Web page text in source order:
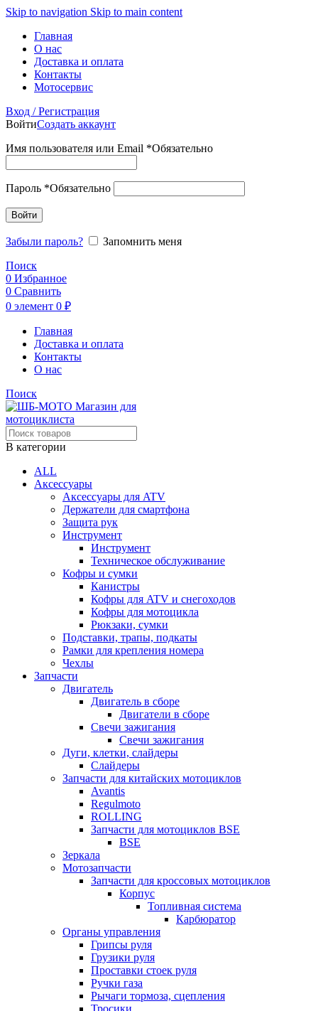
Skip to navigation Skip to main content
Главная
О нас
Доставка и оплата
Контакты
Мотосервис
Вход / Регистрация
ВойтиСоздать аккаунт
Имя пользователя или Email *Обязательно
Пароль *Обязательно
Войти
Забыли пароль?
Запомнить меня
Поиск
0 Избранное
0 Сравнить
0 элемент 0 ₽
Главная
Доставка и оплата
Контакты
О нас
Поиск
В категории
ALL
Аксессуары
Аксессуары для ATV
Держатели для смартфона
Защита рук
Инструмент
Инструмент
Техническое обслуживание
Кофры и сумки
Канистры
Кофры для ATV и снегоходов
Кофры для мотоцикла
Рюкзаки, сумки
Подставки, трапы, подкаты
Рамки для крепления номера
Чехлы
Запчасти
Двигатель
Двигатель в сборе
Двигатели в сборе
Свечи зажигания
Свечи зажигания
Дуги, клетки, слайдеры
Слайдеры
Запчасти для китайских мотоциклов
Avantis
Regulmoto
ROLLING
Запчасти для мотоциклов BSE
BSE
Зеркала
Мотозапчасти
Запчасти для кроссовых мотоциклов
Корпус
Топливная система
Карбюратор
Органы управления
Грипсы руля
Грузики руля
Проставки стоек руля
Ручки газа
Рычаги тормоза, сцепления
Тросики